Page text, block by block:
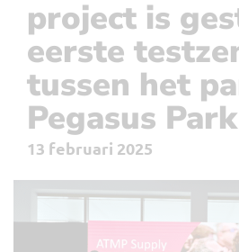
project is
eerste
tussen het
Pegasus
13 februari 2025